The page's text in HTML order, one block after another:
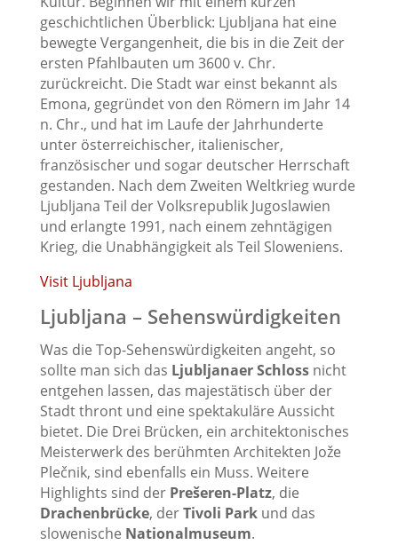
geschichtlichen Überblick: Ljubljana hat eine
bewegte Vergangenheit, die bis in die Zeit der
ersten Pfahlbauten um 3600 v. Chr.
zurückreicht. Die Stadt war einst bekannt als
Emona, gegründet von den Römern im Jahr 14
n. Chr., und hat im Laufe der Jahrhunderte
unter österreichischer, italienischer,
französischer und sogar deutscher Herrschaft
gestanden. Nach dem Zweiten Weltkrieg wurde
Ljubljana Teil der Volksrepublik Jugoslawien
und erlangte 1991, nach einem zehntägigen
Krieg, die Unabhängigkeit als Teil Sloweniens.
Visit Ljubljana
Ljubljana – Sehenswürdigkeiten
Was die Top-Sehenswürdigkeiten angeht, so
sollte man sich das Ljubljanaer Schlossnicht
entgehen lassen, das majestätisch über der
Stadt thront und eine spektakuläre Aussicht
bietet. Die Drei Brücken, ein architektonisches
Meisterwerk des berühmten Architekten Jože
Plečnik, sind ebenfalls ein Muss. Weitere
Highlights sind der Prešeren-Platz, die
Drachenbrücke, derTivoli Parkund das
slowenische Nationalmuseum.